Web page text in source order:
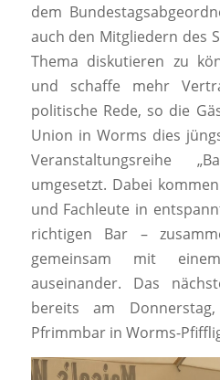
dem
auch den Mitgliedern des
Thema diskutieren zu
und schaffe mehr
politische Rede, so die
Union in Worms dies
Veranstaltungsreihe
umgesetzt. Dabei
und Fachleute in
richtigen Bar –
gemeinsam mit
auseinander. Das
bereits am
Pfrimmbar in Worms-